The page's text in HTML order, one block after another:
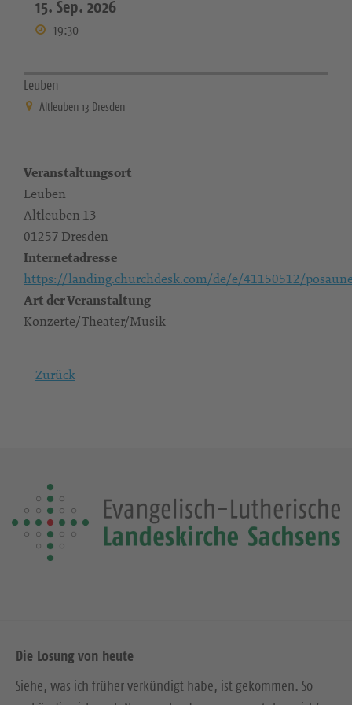
15. Sep. 2026
19:30
Leuben
Altleuben 13 Dresden
Veranstaltungsort
Leuben
Altleuben 13
01257 Dresden
Internetadresse
https://landing.churchdesk.com/de/e/41150512/
Art der Veranstaltung
Konzerte/Theater/Musik
Zurück
Die Losung von heute
Siehe, was ich früher verkündigt habe, ist gekommen. So